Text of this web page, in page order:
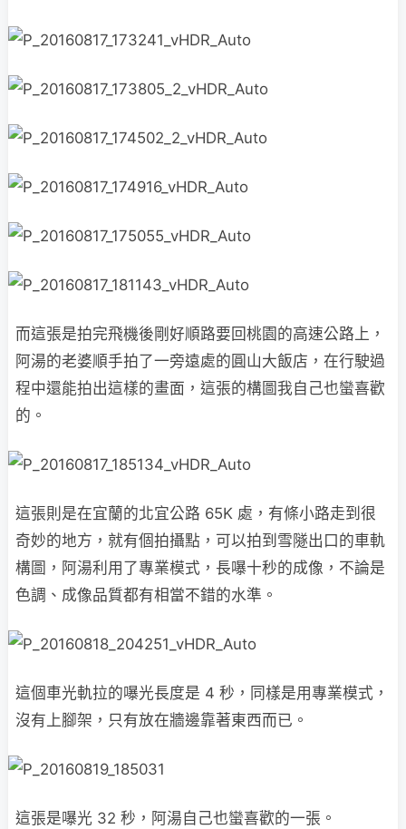
而這張是拍完飛機後剛好順路要回桃園的高速公路上，
阿湯的老婆順手拍了一旁遠處的圓山大飯店，在行駛過
程中還能拍出這樣的畫面，這張的構圖我自己也蠻喜歡
的。
這張則是在宜蘭的北宜公路 65K 處，有條小路走到很
奇妙的地方，就有個拍攝點，可以拍到雪隧出口的車軌
構圖，阿湯利用了專業模式，長嚗十秒的成像，不論是
色調、成像品質都有相當不錯的水準。
這個車光軌拉的嚗光長度是 4 秒，同樣是用專業模式，
沒有上腳架，只有放在牆邊靠著東西而已。
這張是嚗光 32 秒，阿湯自己也蠻喜歡的一張。